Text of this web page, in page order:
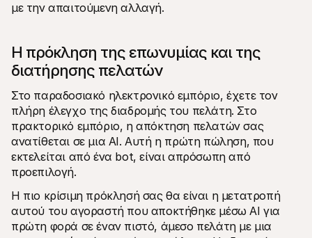
με την απαιτούμενη αλλαγή.
Η πρόκληση της επωνυμίας και της
διατήρησης πελατών
Στο παραδοσιακό ηλεκτρονικό εμπόριο, έχετε τον
πλήρη έλεγχο της διαδρομής του πελάτη. Στο
πρακτορικό εμπόριο, η απόκτηση πελατών σας
ανατίθεται σε μια AI. Αυτή η πρώτη πώληση, που
εκτελείται από ένα bot, είναι απρόσωπη από
προεπιλογή.
Η πιο κρίσιμη πρόκλησή σας θα είναι η μετατροπή
αυτού του αγοραστή που αποκτήθηκε μέσω AI για
πρώτη φορά σε έναν πιστό, άμεσο πελάτη με μια